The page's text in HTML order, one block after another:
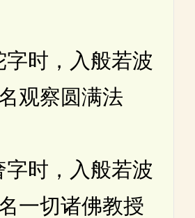
时，入般若波
观察圆满法
时，入般若波
一切诸佛教授